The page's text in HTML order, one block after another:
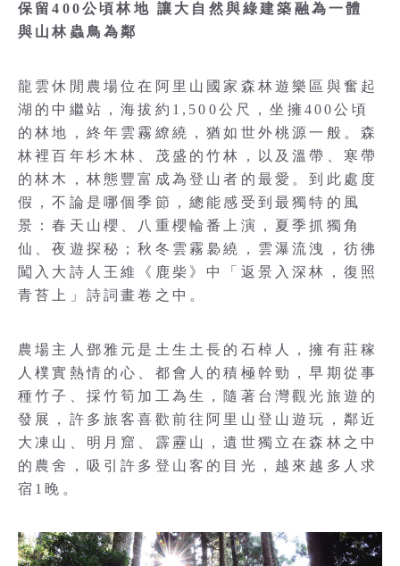
保留400公頃林地 讓大自然與綠建築融為一體
與山林蟲鳥為鄰
龍雲休閒農場位在阿里山國家森林遊樂區與奮起
湖的中繼站，海拔約1,500公尺，坐擁400公頃
的林地，終年雲霧繚繞，猶如世外桃源一般。森
林裡百年杉木林、茂盛的竹林，以及溫帶、寒帶
的林木，林態豐富成為登山者的最愛。到此處度
假，不論是哪個季節，總能感受到最獨特的風
景：春天山櫻、八重櫻輪番上演，夏季抓獨角
仙、夜遊探秘；秋冬雲霧裊繞，雲瀑流洩，彷彿
闖入大詩人王維《鹿柴》中「返景入深林，復照
青苔上」詩詞畫卷之中。
農場主人鄧雅元是土生土長的石棹人，擁有莊稼
人樸實熱情的心、都會人的積極幹勁，早期從事
種竹子、採竹筍加工為生，隨著台灣觀光旅遊的
發展，許多旅客喜歡前往阿里山登山遊玩，鄰近
大凍山、明月窟、霹靂山，遺世獨立在森林之中
的農舍，吸引許多登山客的目光，越來越多人求
宿1晚。